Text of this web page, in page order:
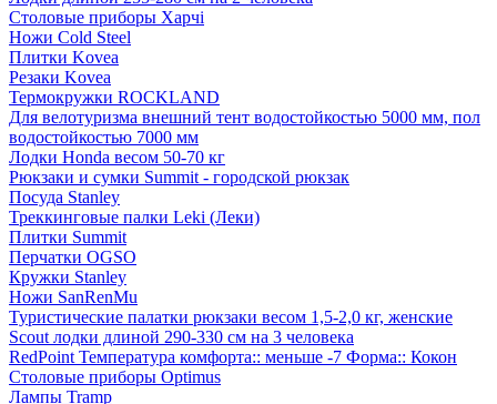
Столовые приборы Харчі
Ножи Cold Steel
Плитки Kovea
Резаки Kovea
Термокружки ROCKLAND
Для велотуризма внешний тент водостойкостью 5000 мм, пол
водостойкостью 7000 мм
Лодки Honda весом 50-70 кг
Рюкзаки и сумки Summit - городской рюкзак
Посуда Stanley
Треккинговые палки Leki (Леки)
Плитки Summit
Перчатки OGSO
Кружки Stanley
Ножи SanRenMu
Туристические палатки рюкзаки весом 1,5-2,0 кг, женские
Scout лодки длиной 290-330 см на 3 человека
RedPoint Температура комфорта:: меньше -7 Форма:: Кокон
Столовые приборы Optimus
Лампы Tramp